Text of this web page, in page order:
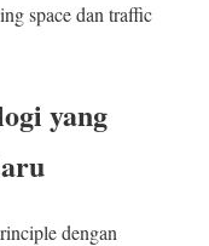
space dan traffic
yang
dengan